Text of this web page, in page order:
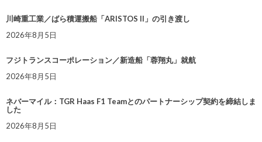
川崎重工業／ばら積運搬船「ARISTOS II」の引き渡し
2026年8月5日
フジトランスコーポレーション／新造船「蓉翔丸」就航
2026年8月5日
ネバーマイル：TGR Haas F1 Teamとのパートナーシップ契約を締結しま
した
2026年8月5日